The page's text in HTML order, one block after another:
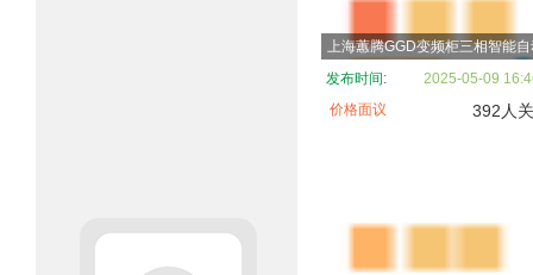
发布时间:
2025-05-09
价格面议
392人